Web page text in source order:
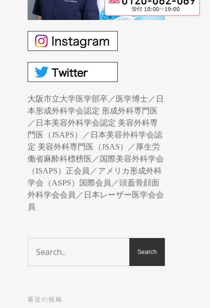
大阪市立大学医学部卒／医学博士／日
本形成外科学会認定 形成外科専門医
／日本美容外科学会認定 美容外科専
門医（JSAPS）／日本美容外科学会認
定 美容外科専門医（JSAS）／厚生労
働省麻酔科標榜医／国際美容外科学会
（ISAPS）正会員／アメリカ形成外科
学会（ASPS）国際会員／頭蓋骨顔面
外科学会会員／日本レーザー医学会会
員
最近の投稿